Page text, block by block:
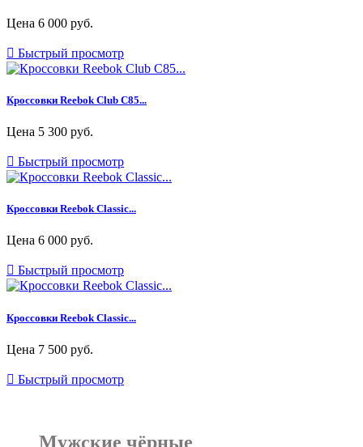
Цена 6 000 руб.
 Быстрый просмотр
Кроссовки Reebok Club C85...
Цена 5 300 руб.
 Быстрый просмотр
Кроссовки Reebok Classic...
Цена 6 000 руб.
 Быстрый просмотр
Кроссовки Reebok Classic...
Цена 7 500 руб.
 Быстрый просмотр
Мужские чёрные